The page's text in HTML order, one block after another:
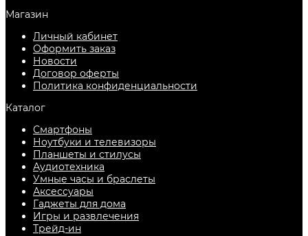
Магазин
Личный кабинет
Оформить заказ
Новости
Договор оферты
Политика конфиденциальности
Каталог
Смартфоны
Ноутбуки и телевизоры
Планшеты и стилусы
Аудиотехника
Умные часы и браслеты
Аксессуары
Гаджеты для дома
Игры и развлечения
Трейд-ин